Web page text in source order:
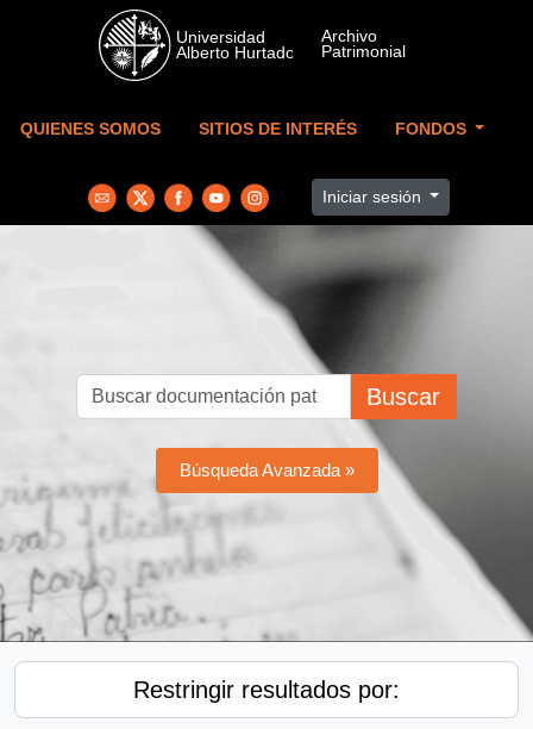
Skip to main content
QUIENES SOMOS SITIOS DE INTERÉS FONDOS
Iniciar sesión
Buscar
Búsqueda Avanzada »
Restringir resultados por: